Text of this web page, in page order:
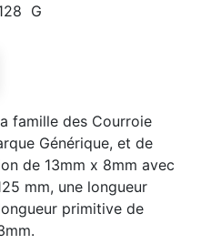
G
famille des Courroie
Générique, et de
de 13mm x 8mm avec
mm, une longueur
primitive de